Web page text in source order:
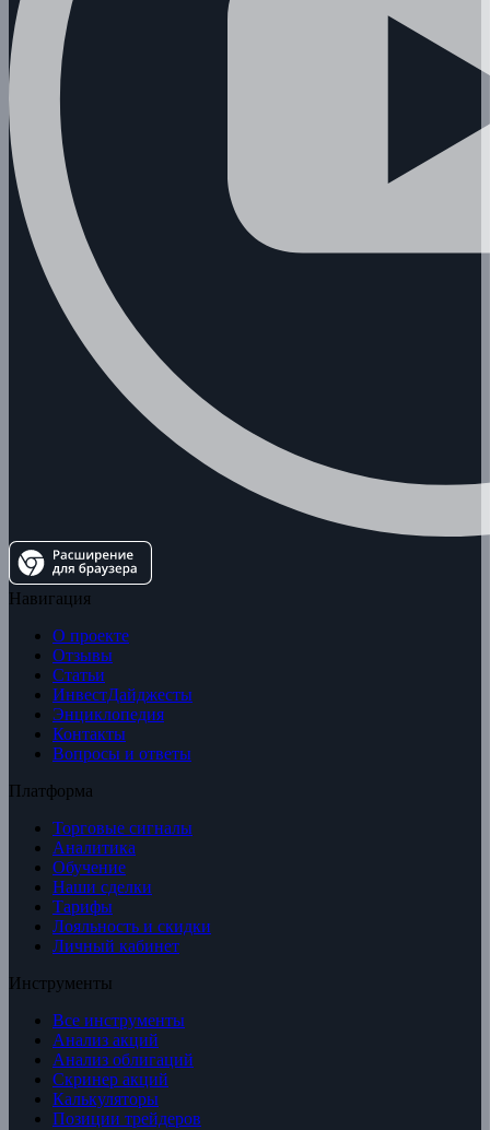
Навигация
О проекте
Отзывы
Статьи
ИнвестДайджесты
Энциклопедия
Контакты
Вопросы и ответы
Платформа
Торговые сигналы
Аналитика
Обучение
Наши сделки
Тарифы
Лояльность и скидки
Личный кабинет
Инструменты
Все инструменты
Анализ акций
Анализ облигаций
Скринер акций
Калькуляторы
Позиции трейдеров